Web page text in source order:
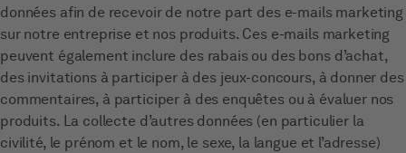
données afin de recevoir de notre part des e-mails marketing
sur notre entreprise et nos produits. Ces e-mails marketing
peuvent également inclure des rabais ou des bons d’achat,
des invitations à participer à des jeux-concours, à donner des
commentaires, à participer à des enquêtes ou à évaluer nos
produits. La collecte d’autres données (en particulier la
civilité, le prénom et le nom, le sexe, la langue et l’adresse)